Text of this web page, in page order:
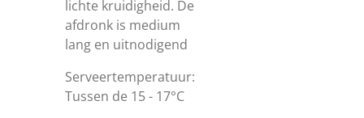
lichte kruidigheid. De
afdronk is medium
lang en uitnodigend
Serveertemperatuur:
Tussen de 15 - 17°C